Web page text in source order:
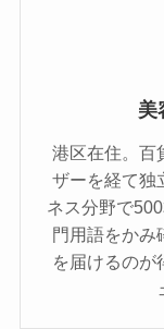
美
港区在住。百
ザーを経て独
ネス分野で
門用語をかみ
を届けるのが